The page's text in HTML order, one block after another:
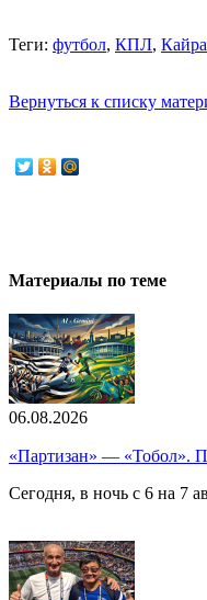
Теги: футбол, КПЛ,
Вернуться к списку
Материалы по теме
06.08.2026
«Партизан» — «Тобол».
Сегодня, в ночь с 6 на 7